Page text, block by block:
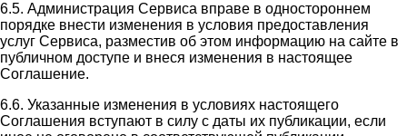
6.5. Администрация Сервиса вправе в одностороннем
порядке внести изменения в условия предоставления
услуг Сервиса, разместив об этом информацию на сайте в
публичном доступе и внеся изменения в настоящее
Соглашение.
6.6. Указанные изменения в условиях настоящего
Соглашения вступают в силу с даты их публикации, если